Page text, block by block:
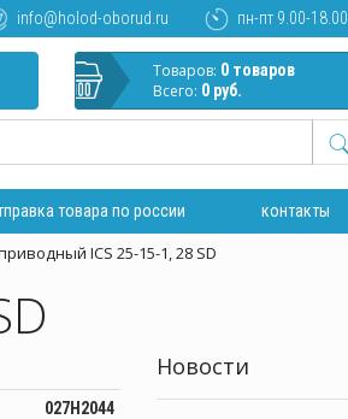
info@holod-oborud.ru пн-пт 9.00-18.00
Товаров: 0 товаров
Всего: 0 руб.
товара по россии контакты
ICS 25-15-1, 28 SD
027H2044
Новости